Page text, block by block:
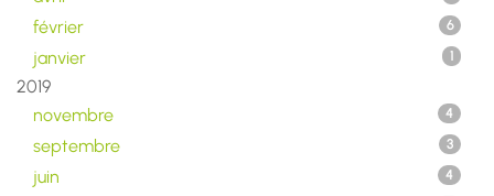
février 6
janvier 1
2019
novembre
4
septembre 3
juin 4